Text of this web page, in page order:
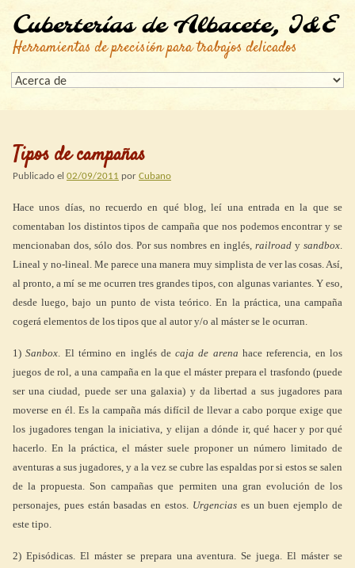
Cuberterías de Albacete, I&E
Herramientas de precisión para trabajos delicados
Tipos de campañas
Publicado el 02/09/2011 por Cubano
Hace unos días, no recuerdo en qué blog, leí una entrada en la que se
comentaban los distintos tipos de campaña que nos podemos encontrar y se
mencionaban dos, sólo dos. Por sus nombres en inglés, railroad y sandbox.
Lineal y no-lineal. Me parece una manera muy simplista de ver las cosas. Así,
al pronto, a mí se me ocurren tres grandes tipos, con algunas variantes. Y eso,
desde luego, bajo un punto de vista teórico. En la práctica, una campaña
cogerá elementos de los tipos que al autor y/o al máster se le ocurran.
1)Sanbox. El término en inglés decaja de arena hace referencia, en los
juegos de rol, a una campaña en la que el máster prepara el trasfondo (puede
ser una ciudad, puede ser una galaxia) y da libertad a sus jugadores para
moverse en él. Es la campaña más difícil de llevar a cabo porque exige que
los jugadores tengan la iniciativa, y elijan a dónde ir, qué hacer y por qué
hacerlo. En la práctica, el máster suele proponer un número limitado de
aventuras a sus jugadores, y a la vez se cubre las espaldas por si estos se salen
de la propuesta. Son campañas que permiten una gran evolución de los
personajes, pues están basadas en estos. Urgenciases un buen ejemplo de
este tipo.
2) Episódicas. El máster se prepara una aventura. Se juega. El máster se